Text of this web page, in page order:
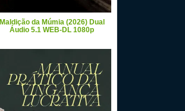
Maldição da Múmia (2026) Dual
Áudio 5.1 WEB-DL 1080p